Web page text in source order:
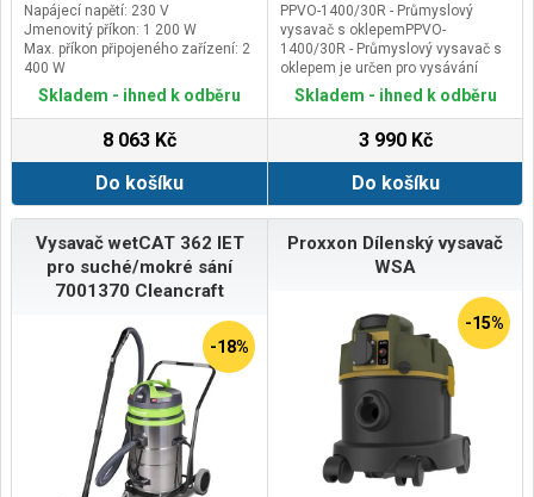
Napájecí napětí: 230 V
Jmenovitý příkon: 1 200 W
Max. příkon připojeného zařízení: 2
400 W
Celkový příkon max.: 3 600 W
Skladem - ihned k odběru
8 063 Kč
Do košíku
PPVO-1400/30R - Průmyslový
vysavač s oklepemPPVO-
1400/30R - Průmyslový vysavač s
oklepem je určen pro vysávání
běžných nečistot jako např. prachu,
štěrku, pilin, hoblin, a dalšího
domácího nebo průmyslového
odpadu, včetně rozlitých tekutin v
dílně, garáži i domácnosti.
Vysavač o výkonu 1400W,
elektrického nářadí o výkonu
maximálně 1800W vybavené
odsávacím adapterem, dále je
vybaven funkcí automatického
zapínání i vypínání s prodlevou pro
kvalitní odsátí nečistot.Pro
vysávání suchých nečistot lze
použít kartušový papírový filtr,
případě papírový filtrační sáček. Pro
vysávání nečistot použijte
polyesterový návlek, který tvoří s
vestavěným plovákem, dokonalou
a bezpečnou kombinaci pro mokré
vysávání&nbsp;Průmyslové
vysavače se od domácích
Skladem - ihned k odběru
3 990 Kč
Do košíku
Vysavač wetCAT 362 IET
pro suché/mokré sání
7001370 Cleancraft
-18%
Proxxon Dílenský vysavač
WSA
-15%